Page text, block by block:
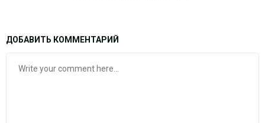
ДОБАВИТЬ КОММЕНТАРИЙ